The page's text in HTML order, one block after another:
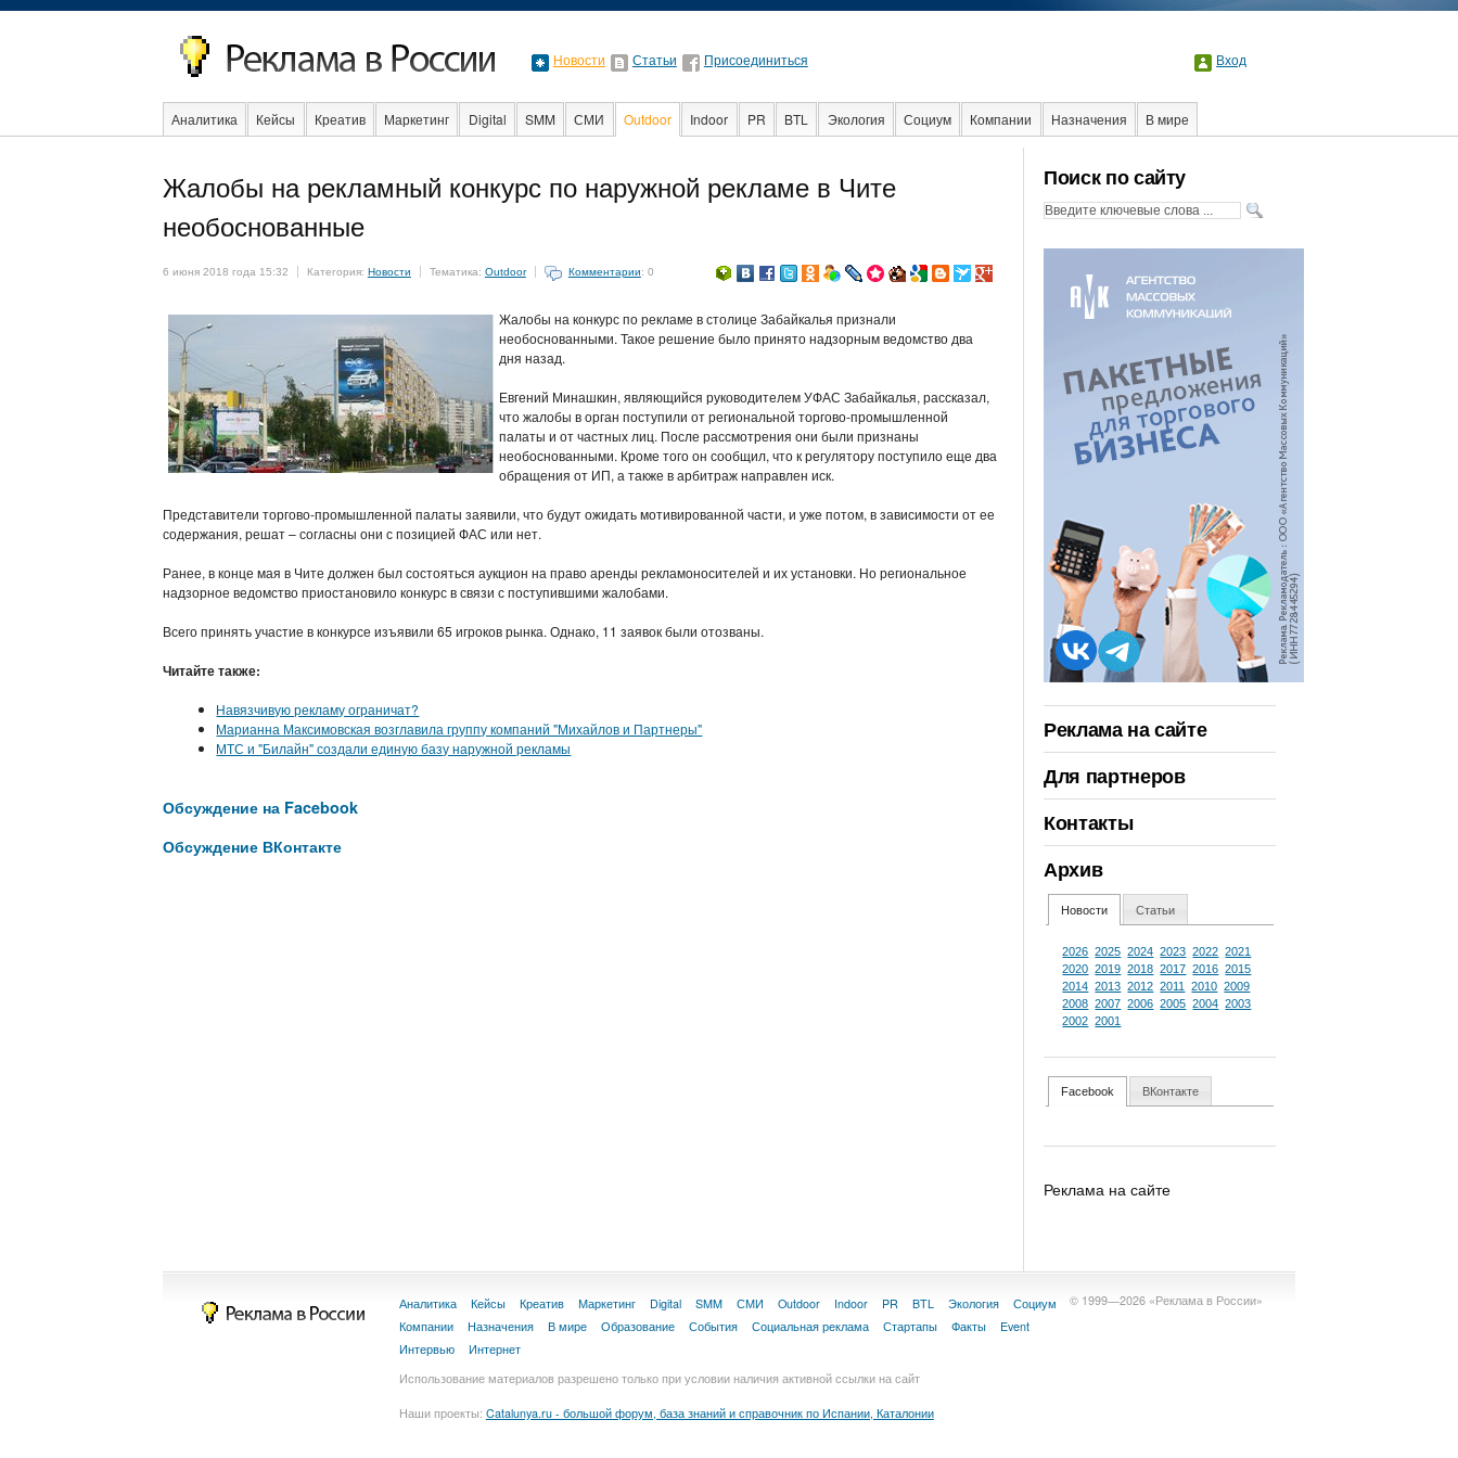
Новости Статьи Присоединиться Вход
Аналитика Кейсы Креатив Маркетинг Digital SMM СМИ Outdoor Indoor PR BTL Экология Социум Компании Назначения
В мире
Стартапы
Интернет
Поиск по сайту
Реклама на сайте
Для партнеров
Контакты
Архив
Новости Статьи
2026 2025 2024 2023 2022 2021
2020 2019 2018 2017 2016 2015
2014 2013 2012 2011 2010 2009
2008 2007 2006 2005 2004 2003
2002 2001
Facebook ВКонтакте
Реклама на сайте
Жалобы на рекламный конкурс по наружной рекламе в Чите
необоснованные
6 июня 2018 года 15:32 Категория: Новости Тематика: Outdoor Комментарии: 0
Жалобы на конкурс по рекламе в столице Забайкалья признали
необоснованными. Такое решение было принято надзорным ведомство два
дня назад.
Евгений Минашкин, являющийся руководителем УФАС Забайкалья, рассказал,
что жалобы в орган поступили от региональной торгово-промышленной
палаты и от частных лиц. После рассмотрения они были признаны
необоснованными. Кроме того он сообщил, что к регулятору поступило еще два
обращения от ИП, а также в арбитраж направлен иск.
Представители торгово-промышленной палаты заявили, что будут ожидать мотивированной части, и уже потом, в зависимости от ее
содержания, решат – согласны они с позицией ФАС или нет.
Ранее, в конце мая в Чите должен был состояться аукцион на право аренды рекламоносителей и их установки. Но региональное
надзорное ведомство приостановило конкурс в связи с поступившими жалобами.
Всего принять участие в конкурсе изъявили 65 игроков рынка. Однако, 11 заявок были отозваны.
Читайте также:
Навязчивую рекламу ограничат?
Марианна Максимовская возглавила группу компаний "Михайлов и Партнеры"
МТС и "Билайн" создали единую базу наружной рекламы
Обсуждение на Facebook
Обсуждение ВКонтакте
© 1999—2026 «Реклама в России»
Аналитика Кейсы Креатив Маркетинг Digital SMM СМИ Outdoor Indoor PR BTL Экология
Социум
Компании
Назначения В мире Образование События Социальная реклама Стартапы Факты
Event
Интервью
Интернет
Использование материалов разрешено только при условии наличия активной ссылки на сайт
Наши проекты: Catalunya.ru - большой форум, база знаний и справочник по Испании, Каталонии